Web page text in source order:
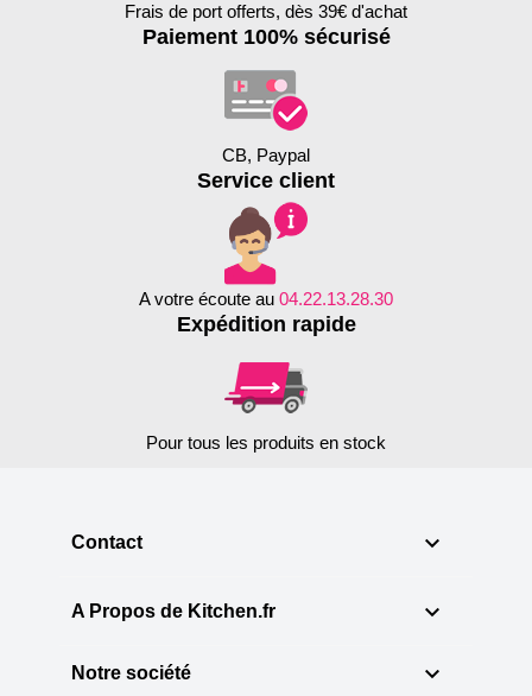
Frais de port offerts, dès 39€ d'achat
Paiement 100% sécurisé
CB, Paypal
Service client
A votre écoute au 04.22.13.28.30
Expédition rapide
Pour tous les produits en stock
Contact 
A Propos de Kitchen.fr 
Notre société 